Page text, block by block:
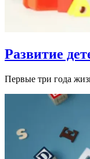
Развитие
Первые три года